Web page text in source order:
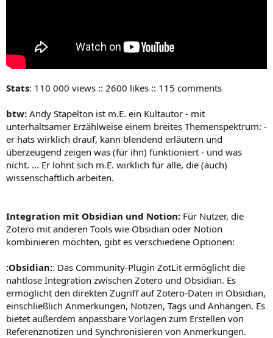
Stats: 110 000 views :: 2600 likes :: 115 comments
btw: Andy Stapelton ist m.E. ein Kultautor - mit
unterhaltsamer Erzählweise einem breites Themenspektrum: -
er hats wirklich drauf, kann blendend erläutern und
überzeugend zeigen was (für ihn) funktioniert - und was
nicht. ... Er lohnt sich m.E. wirklich für alle, die (auch)
wissenschaftlich arbeiten.
Integration mit Obsidian und Notion: Für Nutzer, die
Zotero mit anderen Tools wie Obsidian oder Notion
kombinieren möchten, gibt es verschiedene Optionen:
:Obsidian:: Das Community-Plugin ZotLit ermöglicht die
nahtlose Integration zwischen Zotero und Obsidian. Es
ermöglicht den direkten Zugriff auf Zotero-Daten in Obsidian,
einschließlich Anmerkungen, Notizen, Tags und Anhängen. Es
bietet außerdem anpassbare Vorlagen zum Erstellen von
Referenznotizen und Synchronisieren von Anmerkungen.